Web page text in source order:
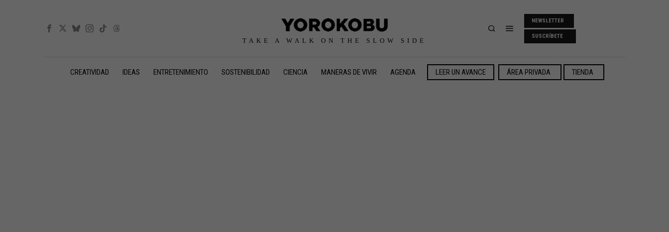
TAKE A WALK ON THE SLOW SIDE
NEWSLETTER
SUSCRÍBETE
CREATIVIDAD IDEAS ENTRETENIMIENTO SOSTENIBILIDAD CIENCIA MANERAS DE VIVIR AGENDA LEER UN AVANCE ÁREA PRIVADA TIENDA